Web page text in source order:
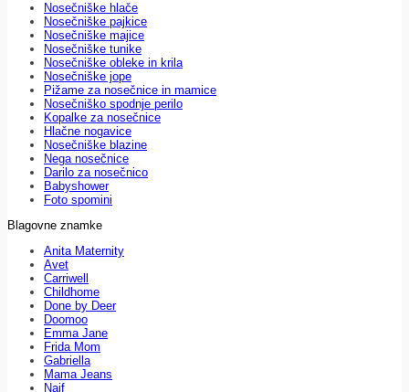
Nosečniške hlače
Nosečniške pajkice
Nosečniške majice
Nosečniške tunike
Nosečniške obleke in krila
Nosečniške jope
Pižame za nosečnice in mamice
Nosečniško spodnje perilo
Kopalke za nosečnice
Hlačne nogavice
Nosečniške blazine
Nega nosečnice
Darilo za nosečnico
Babyshower
Foto spomini
Blagovne znamke
Anita Maternity
Avet
Carriwell
Childhome
Done by Deer
Doomoo
Emma Jane
Frida Mom
Gabriella
Mama Jeans
Naif